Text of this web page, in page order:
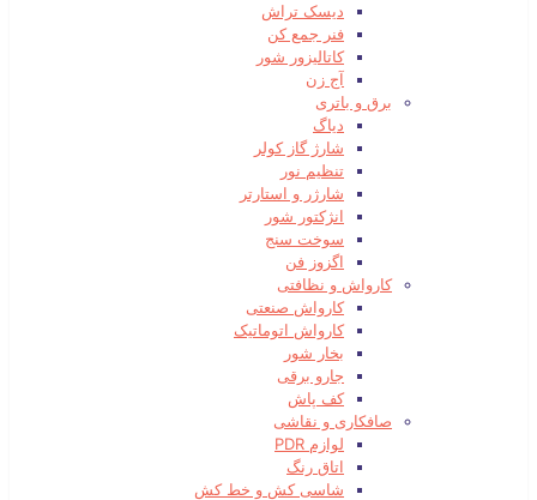
دیسک تراش
فنر جمع کن
کاتالیزور شور
آج زن
برق و باتری
دیاگ
شارژ گاز کولر
تنظیم نور
شارژر و استارتر
انژکتور شور
سوخت سنج
اگزوز فن
کارواش و نظافتی
کارواش صنعتی
کارواش اتوماتیک
بخار شور
جارو برقی
کف پاش
صافکاری و نقاشی
لوازم PDR
اتاق رنگ
شاسی کش و خط کش